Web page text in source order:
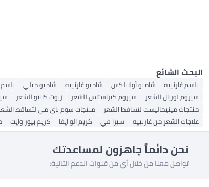
البحث الشائع
بلسم غارنييه شامبو أولابلكس شامبو غارنييه شامبو ميلي بلسم
سيروم لوريال للشعر
سيروم كيراستاس للشعر زيوت كانتو للشعر
منتجات مينيماليست لتساقط الشعر
منتجات سوم باي مي لتساقط
علاجات الشعر من غارنييه
سيرا في كريم الو ايفا كريم بيور وايت
نحن دائماً جاهزون لمساعدتك
تواصل معنا من خلال أي من قنوات الدعم التالية: